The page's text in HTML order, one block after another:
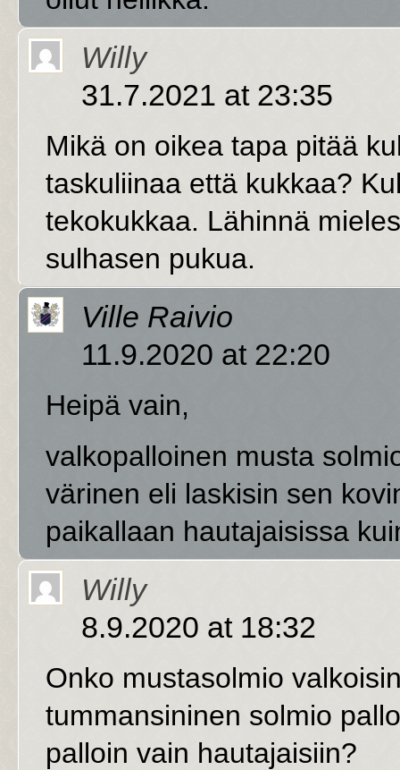
Willy
31.7.2021 at 23:35
Mikä on oikea tapa pitää
taskuliinaa että kukkaa?
tekokukkaa. Lähinnä
sulhasen pukua.
Ville Raivio
11.9.2020 at 22:20
Heipä vain,
valkopalloinen musta
värinen eli laskisin sen
paikallaan hautajaisissa
Willy
8.9.2020 at 18:32
Onko mustasolmio
tummansininen solmio
palloin vain hautajaisiin?